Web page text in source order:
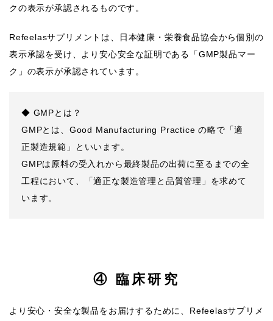
クの表示が承認されるものです。
Refeelasサプリメントは、日本健康・栄養食品協会から個別の
表示承認を受け、より安心安全な証明である「GMP製品マー
ク」の表示が承認されています。
◆ GMPとは？
GMPとは、Good Manufacturing Practice の略で「適
正製造規範」といいます。
GMPは原料の受入れから最終製品の出荷に至るまでの全
工程において、「適正な製造管理と品質管理」を求めて
います。
④ 臨床研究
より安心・安全な製品をお届けするために、Refeelasサプリメ